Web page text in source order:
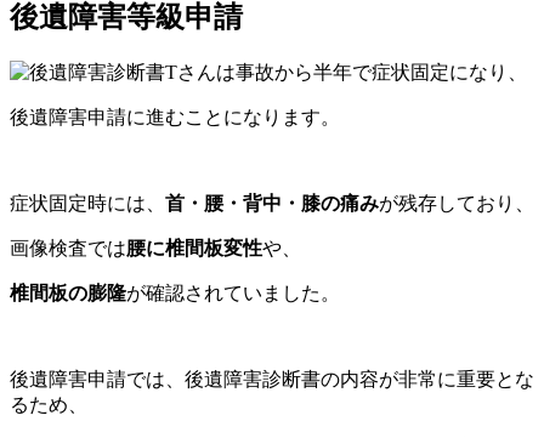
後遺障害等級申請
Tさんは事故から半年で症状固定になり、
後遺障害申請に進むことになります。
症状固定時には、 首・腰・背中・膝の痛みが残存しており、
画像検査では腰に椎間板変性や、
椎間板の膨隆が確認されていました。
後遺障害申請では、後遺障害診断書の内容が非常に重要とな
るため、